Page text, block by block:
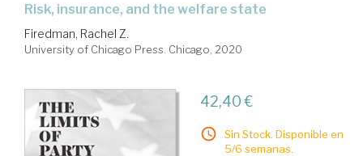
risk, insurance, and the welfare state
Firedman, Rachel Z.
University of Chicago Press. Chicago, 2020
42,40 €
Sin Stock. Disponible en
5/6 semanas.